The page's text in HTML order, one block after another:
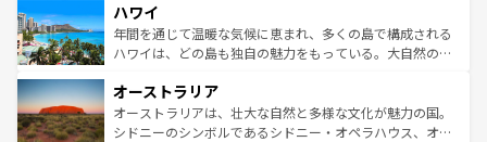
ば市内交通費無料で観光を楽しむこともできる。 なお、新
着のスイス情報はコンテンツ一覧 を参照してほしい。
のような巨大都市は、観光、ショッピング、エンターテイ
ンメントが詰まった刺激的なスポットだ。一方、アメリカ
西部には大自然が広がり、グランドキャニオンやイエロー
部のニューオーリンズでは、音楽と美食が融合した独特の
文化が魅力。旅行者はアメリカの各地域で異なる魅力を楽
しみながら、その多様性と豊かな歴史を感じることができ
ハワイ
年間を通じて温暖な気候に恵まれ、多くの島で構成される
ハワイは、どの島も独自の魅力をもっている。大自然の神
ワイ島は見逃せない。また、定番の観光地といえばオアフ
島だが、静かな自然を求めるならマウイ島やカウアイ島が
おすすめ。エメラルドグリーンに輝く海をはじめ、豊かな
オーストラリア
オーストラリアは、壮大な自然と多様な文化が魅力の国。
シドニーのシンボルであるシドニー・オペラハウス、オー